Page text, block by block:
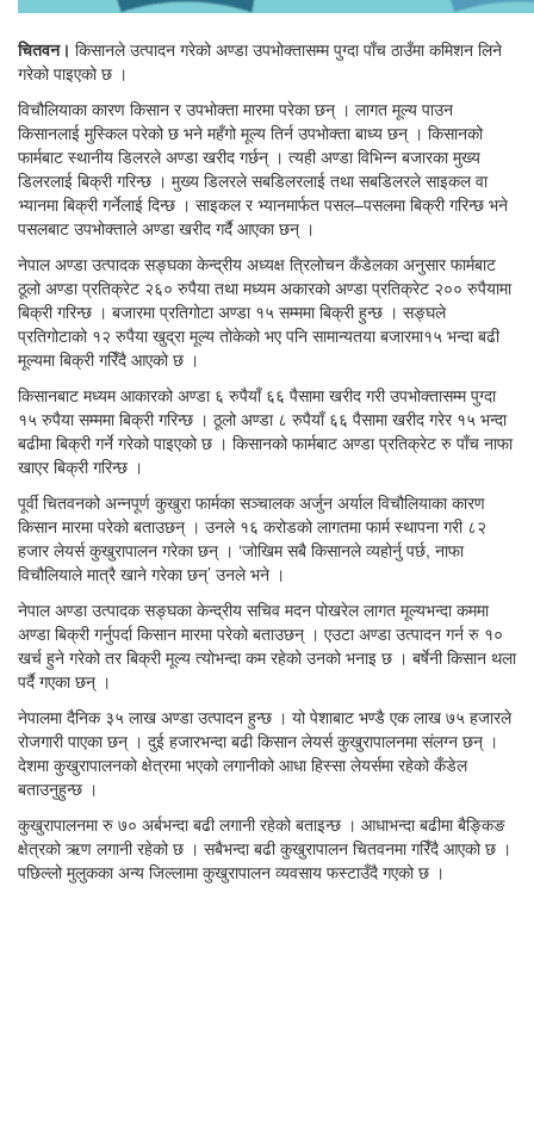
चितवन। किसानले उत्पादन गरेको अण्डा उपभोक्तासम्म पुग्दा पाँच ठाउँमा कमिशन लिने
गरेको पाइएको छ ।
विचौलियाका कारण किसान र उपभोक्ता मारमा परेका छन् । लागत मूल्य पाउन
किसानलाई मुस्किल परेको छ भने महँगो मूल्य तिर्न उपभोक्ता बाध्य छन् । किसानको
फार्मबाट स्थानीय डिलरले अण्डा खरीद गर्छन् । त्यही अण्डा विभिन्न बजारका मुख्य
डिलरलाई बिक्री गरिन्छ । मुख्य डिलरले सबडिलरलाई तथा सबडिलरले साइकल वा
भ्यानमा बिक्री गर्नेलाई दिन्छ । साइकल र भ्यानमार्फत पसल–पसलमा बिक्री गरिन्छ भने
पसलबाट उपभोक्ताले अण्डा खरीद गर्दै आएका छन् ।
नेपाल अण्डा उत्पादक सङ्घका केन्द्रीय अध्यक्ष त्रिलोचन कँडेलका अनुसार फार्मबाट
ठूलो अण्डा प्रतिक्रेट २६० रुपैया तथा मध्यम अकारको अण्डा प्रतिक्रेट २०० रुपैयामा
बिक्री गरिन्छ । बजारमा प्रतिगोटा अण्डा १५ सम्ममा बिक्री हुन्छ । सङ्घले
प्रतिगोटाको १२ रुपैया खुद्रा मूल्य तोकेको भए पनि सामान्यतया बजारमा१५ भन्दा बढी
मूल्यमा बिक्री गरिँदै आएको छ ।
किसानबाट मध्यम आकारको अण्डा ६ रुपैयाँ ६६ पैसामा खरीद गरी उपभोक्तासम्म पुग्दा
१५ रुपैया सम्ममा बिक्री गरिन्छ । ठूलो अण्डा ८ रुपैयाँ ६६ पैसामा खरीद गरेर १५ भन्दा
बढीमा बिक्री गर्ने गरेको पाइएको छ । किसानको फार्मबाट अण्डा प्रतिक्रेट रु पाँच नाफा
खाएर बिक्री गरिन्छ ।
पूर्वी चितवनको अन्नपूर्ण कुखुरा फार्मका सञ्चालक अर्जुन अर्याल विचौलियाका कारण
किसान मारमा परेको बताउछन् । उनले १६ करोडको लागतमा फार्म स्थापना गरी ८२
हजार लेयर्स कुखुरापालन गरेका छन् । ‘जोखिम सबै किसानले व्यहोर्नु पर्छ, नाफा
विचौलियाले मात्रै खाने गरेका छन्’ उनले भने ।
नेपाल अण्डा उत्पादक सङ्घका केन्द्रीय सचिव मदन पोखरेल लागत मूल्यभन्दा कममा
अण्डा बिक्री गर्नुपर्दा किसान मारमा परेको बताउछन् । एउटा अण्डा उत्पादन गर्न रु १०
खर्च हुने गरेको तर बिक्री मूल्य त्योभन्दा कम रहेको उनको भनाइ छ । बर्षेनी किसान थला
पर्दै गएका छन् ।
नेपालमा दैनिक ३५ लाख अण्डा उत्पादन हुन्छ । यो पेशाबाट भण्डै एक लाख ७५ हजारले
रोजगारी पाएका छन् । दुई हजारभन्दा बढी किसान लेयर्स कुखुरापालनमा संलग्न छन् ।
देशमा कुखुरापालनको क्षेत्रमा भएको लगानीको आधा हिस्सा लेयर्समा रहेको कँडेल
बताउनुहुन्छ ।
कुखुरापालनमा रु ७० अर्बभन्दा बढी लगानी रहेको बताइन्छ । आधाभन्दा बढीमा बैङ्किङ
क्षेत्रको ऋण लगानी रहेको छ । सबैभन्दा बढी कुखुरापालन चितवनमा गरिँदै आएको छ ।
पछिल्लो मुलुकका अन्य जिल्लामा कुखुरापालन व्यवसाय फस्टाउँदै गएको छ ।